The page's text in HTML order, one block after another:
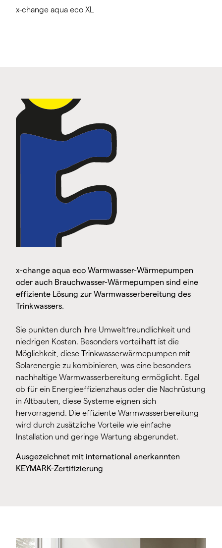
x-change aqua eco XL
x-change aqua eco Warmwasser-Wärmepumpen
oder auch Brauchwasser-Wärmepumpen sind eine
effiziente Lösung zur Warmwasserbereitung des
Trinkwassers.
Sie punkten durch ihre Umweltfreundlichkeit und
niedrigen Kosten. Besonders vorteilhaft ist die
Möglichkeit, diese Trinkwasserwärmepumpen mit
Solarenergie zu kombinieren, was eine besonders
nachhaltige Warmwasserbereitung ermöglicht. Egal
ob für ein Energieeffizienzhaus oder die Nachrüstung
in Altbauten, diese Systeme eignen sich
hervorragend. Die effiziente Warmwasserbereitung
wird durch zusätzliche Vorteile wie einfache
Installation und geringe Wartung abgerundet.
Ausgezeichnet mit international anerkannten
KEYMARK-Zertifizierung